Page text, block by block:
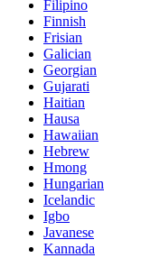
Filipino
Finnish
Frisian
Galician
Georgian
Gujarati
Haitian
Hausa
Hawaiian
Hebrew
Hmong
Hungarian
Icelandic
Igbo
Javanese
Kannada